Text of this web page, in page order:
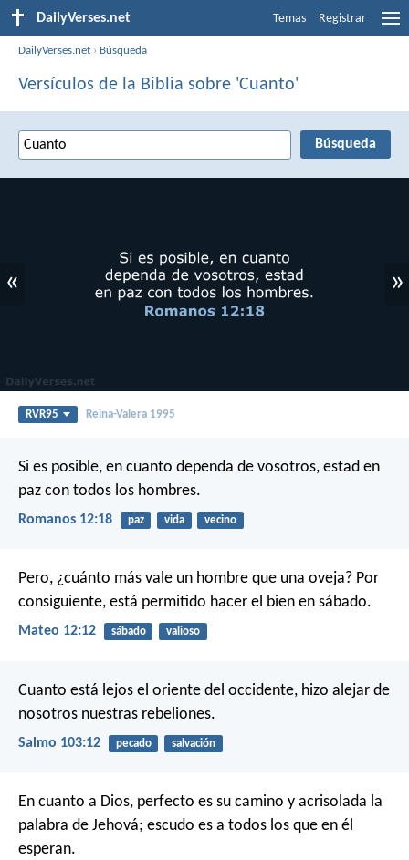
DailyVerses.net Temas Registrar
DailyVerses.net › Búsqueda
Versículos de la Biblia sobre 'Cuanto'
« »
RVR95 Reina-Valera 1995
Si es posible, en cuanto dependa de vosotros, estad en
paz con todos los hombres.
Romanos 12:18 paz vida vecino
Pero, ¿cuánto más vale un hombre que una oveja? Por
consiguiente, está permitido hacer el bien en sábado.
Mateo 12:12 sábado valioso
Cuanto está lejos el oriente del occidente, hizo alejar de
nosotros nuestras rebeliones.
Salmo 103:12 pecado salvación
En cuanto a Dios, perfecto es su camino y acrisolada la
palabra de Jehová; escudo es a todos los que en él
esperan.